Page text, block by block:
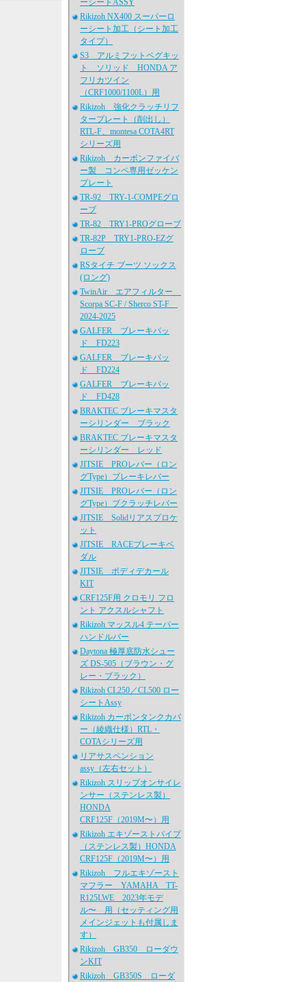
ーシートASSY
Rikizoh NX400 スーパーロ
ーシート加工（シート加工
タイプ）
S3 アルミフットペグキッ
ト ソリッド HONDA ア
フリカツイン
（CRF1000/1100L）用
Rikizoh 強化クラッチリフ
タープレート（削出し）
RTL-F、montesa COTA4RT
シリーズ用
Rikizoh カーボンファイバ
ー製 コンペ専用ゼッケン
プレート
TR-92 TRY-1-COMPEグロ
ーブ
TR-82 TRY1-PROグローブ
TR-82P TRY1-PRO-EZグ
ローブ
RSタイチ ブーツ ソックス
(ロング)
TwinAir エアフィルター
Scorpa SC-F / Sherco ST-F
2024-2025
GALFER ブレーキパッ
ド FD223
GALFER ブレーキパッ
ド FD224
GALFER ブレーキパッ
ド FD428
BRAKTEC ブレーキマスタ
ーシリンダー ブラック
BRAKTEC ブレーキマスタ
ーシリンダー レッド
JITSIE PROレバー（ロン
グType）ブレーキレバー
JITSIE PROレバー（ロン
グType）ブクラッチレバー
JITSIE Solidリアスプロケ
ット
JITSIE RACEブレーキペ
ダル
JITSIE ボディデカール
KIT
CRF125F用 クロモリ フロ
ント アクスルシャフト
Rikizoh マッスル4 テーパー
ハンドルバー
Daytona 極厚底防水シュー
ズ DS-505（ブラウン・グ
レー・ブラック）
Rikizoh CL250／CL500 ロー
シートAssy
Rikizoh カーボンタンクカバ
ー（綾織仕様）RTL・
COTAシリーズ用
リアサスペンション
assy（左右セット）
Rikizoh スリップオンサイレ
ンサー（ステンレス製）
HONDA
CRF125F（2019M〜）用
Rikizoh エキゾーストパイプ
（ステンレス製）HONDA
CRF125F（2019M〜）用
Rikizoh フルエキゾースト
マフラー YAMAHA TT-
R125LWE 2023年モデ
ル〜 用（セッティング用
メインジェットも付属しま
す）
Rikizoh GB350 ローダウ
ンKIT
Rikizoh GB350S ローダ